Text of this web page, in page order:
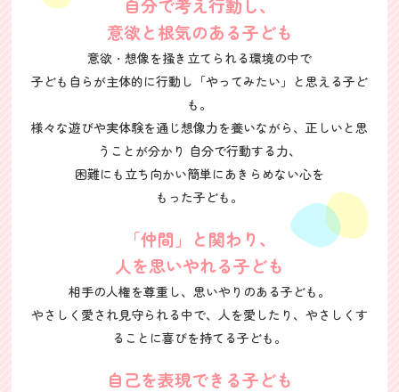
意欲と根気のある子ども
意欲・想像を掻き立てられる環境の中で
子ども自らが主体的に行動し 「やってみたい」と思える子ど
も。
様々な遊びや実体験を通じ想像力を養いながら、正しいと思
うことが分かり 自分で行動する力、
困難にも立ち向かい簡単にあきらめない心を
もった子ども。
「仲間」と関わり、
人を思いやれる子ども
相手の人権を尊重し、思いやりのある子ども。
やさしく愛され見守られる中で、人を愛したり、やさしくす
ることに喜びを持てる子ども。
自己を表現できる子ども